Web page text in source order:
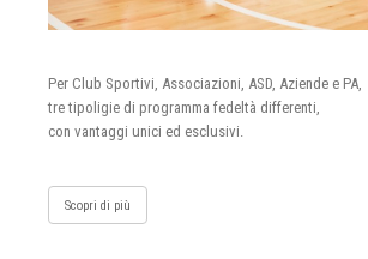
Per Club Sportivi, Associazioni, ASD, Aziende e PA,
tre tipoligie di programma fedeltà differenti,
con vantaggi unici ed esclusivi.
Scopri di più